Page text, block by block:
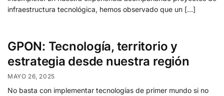
infraestructura tecnológica, hemos observado que un […]
GPON: Tecnología, territorio y
estrategia desde nuestra región
MAYO 26, 2025
No basta con implementar tecnologías de primer mundo si no